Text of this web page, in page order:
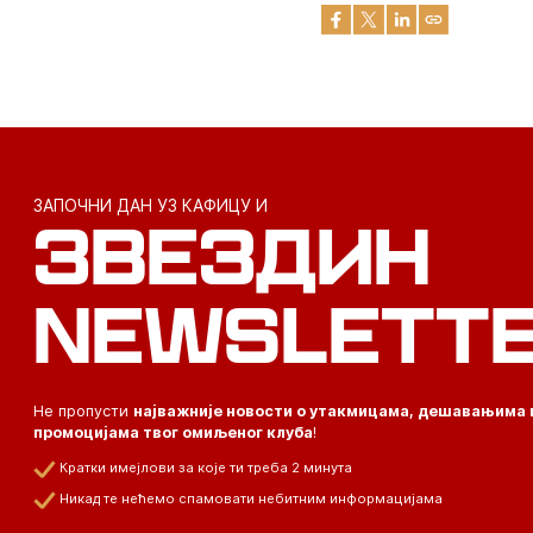
ЗАПОЧНИ ДАН УЗ КАФИЦУ И
ЗВЕЗДИН
Не пропусти најважније новости о утакмицама, дешавањима
промоцијама твог омиљеног клуба!
Кратки имејлови за које ти треба 2 минута
Никад те нећемо спамовати небитним информацијама